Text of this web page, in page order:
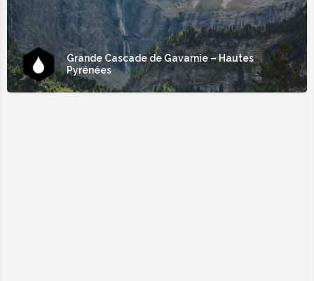
Grande Cascade de Gavarnie – Hautes
Pyrénées